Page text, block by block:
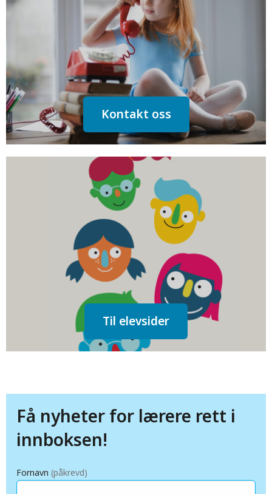
Kontakt oss
Til elevsider
Få nyheter for lærere rett i
innboksen!
Fornavn (påkrevd)